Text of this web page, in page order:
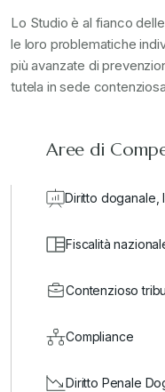
Lo Studio è al fianco
le loro problematiche
più avanzate di
tutela in sede contenziosa
Aree di
Diritto doganale,
Fiscalità
Contenzioso
Compliance
Diritto Penale